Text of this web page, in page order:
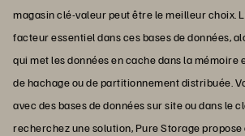
magasin clé-valeur peut être le meilleur choix.
facteur essentiel dans ces bases de données,
qui met les données en cache dans la mémoire
de hachage ou de partitionnement distribuée.
avec des bases de données sur site ou dans le
recherchez une solution, Pure Storage propose